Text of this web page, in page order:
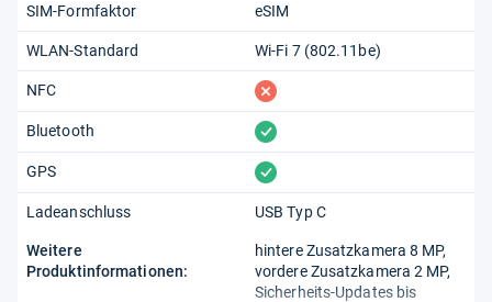
SIM-Formfaktor eSIM
WLAN-Standard Wi-Fi 7 (802.11​be)
NFC fehlt
Bluetooth vorhanden
GPS vorhanden
Ladeanschluss USB Typ C
Weitere
Produktinformationen:
hintere Zusatzkamera 8 MP,
vordere Zusatzkamera 2 MP,
Sicherheits-Updates bis